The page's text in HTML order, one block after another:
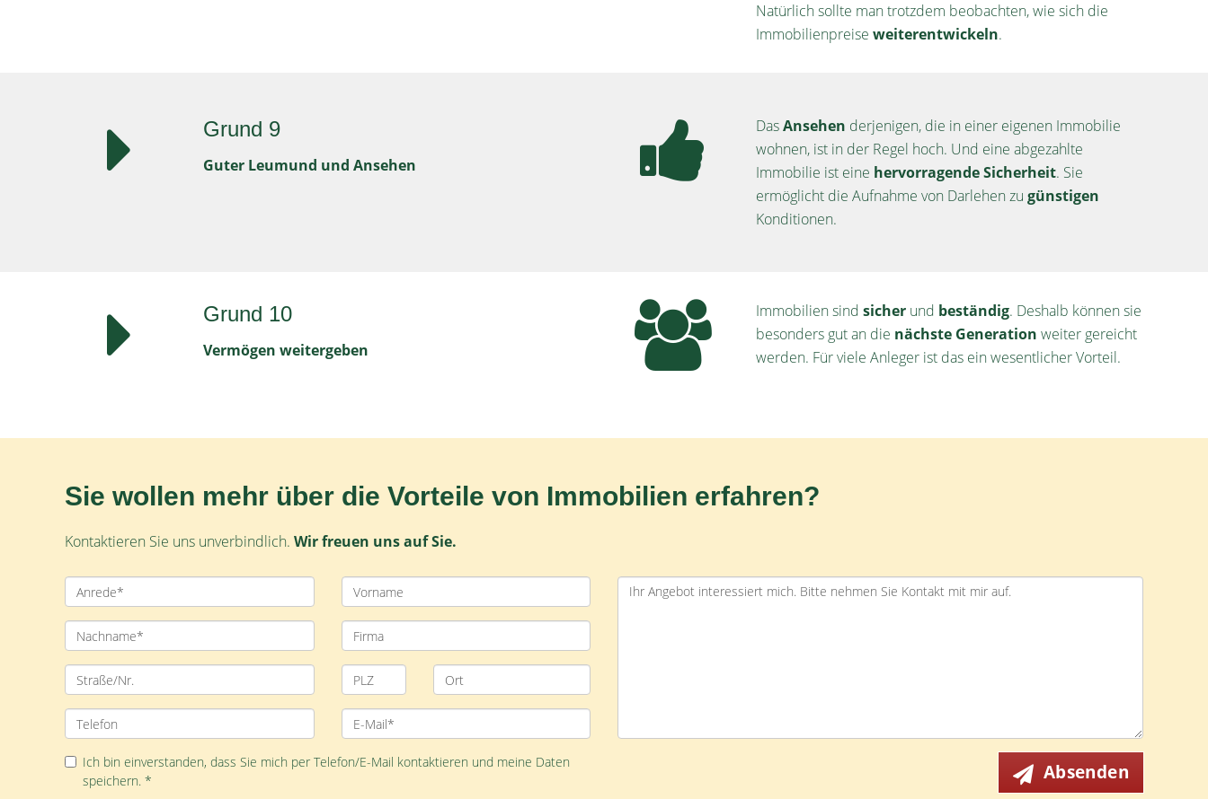
Natürlich sollte man trotzdem beobachten, wie sich die
Immobilienpreise weiterentwickeln.
Grund 9
Guter Leumund und Ansehen
DasAnsehen derjenigen, die in einer eigenen Immobilie
wohnen, ist in der Regel hoch. Und eine abgezahlte
Immobilie ist eine hervorragende Sicherheit. Sie
ermöglicht die Aufnahme von Darlehen zu günstigen
Konditionen.
Grund 10
Vermögen weitergeben
Immobilien sind sicher und beständig. Deshalb können sie
besonders gut an die nächste Generation weiter gereicht
werden. Für viele Anleger ist das ein wesentlicher Vorteil.
Sie wollen mehr über die Vorteile von Immobilien erfahren?
Kontaktieren Sie uns unverbindlich. Wir freuen uns auf Sie.
Ich bin einverstanden, dass Sie mich per Telefon/E-Mail kontaktieren und meine Daten
speichern. *
Absenden